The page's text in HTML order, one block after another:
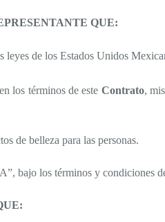
QUE:
leyes de los Estados Unidos
los términos de este Contrato,
de belleza para las personas.
bajo los términos y condiciones